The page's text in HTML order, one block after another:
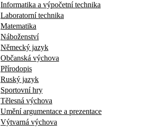
Informatika a výpočetní technika
Laboratorní technika
Matematika
Náboženství
Německý jazyk
Občanská výchova
Přírodopis
Ruský jazyk
Sportovní hry
Tělesná výchova
Umění argumentace a prezentace
Výtvarná výchova